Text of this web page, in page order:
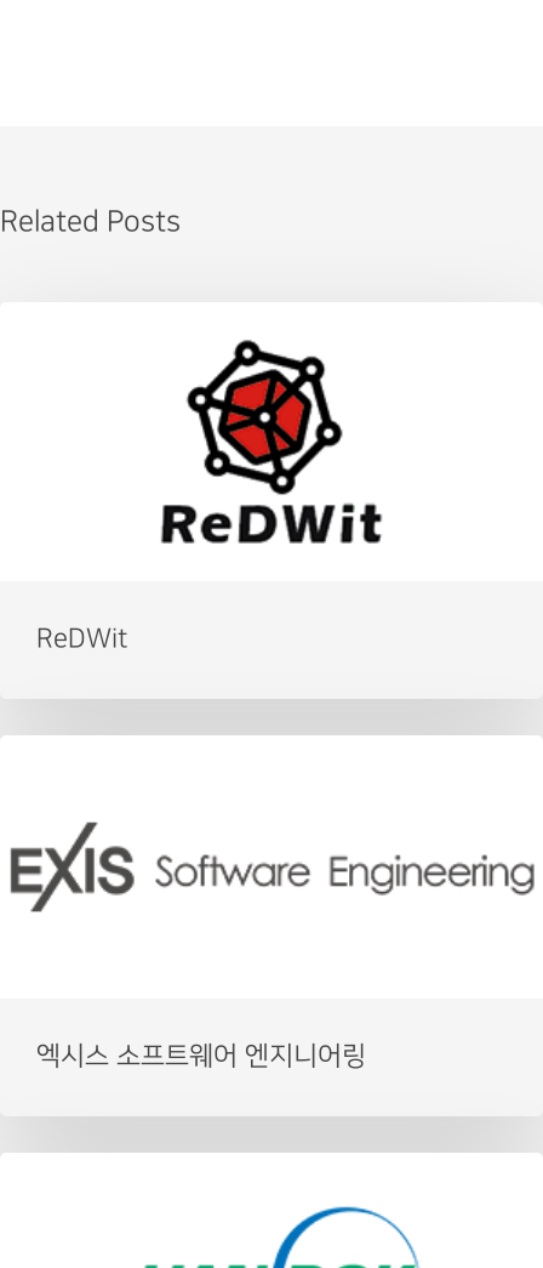
Related Posts
ReDWit
엑시스 소프트웨어 엔지니어링